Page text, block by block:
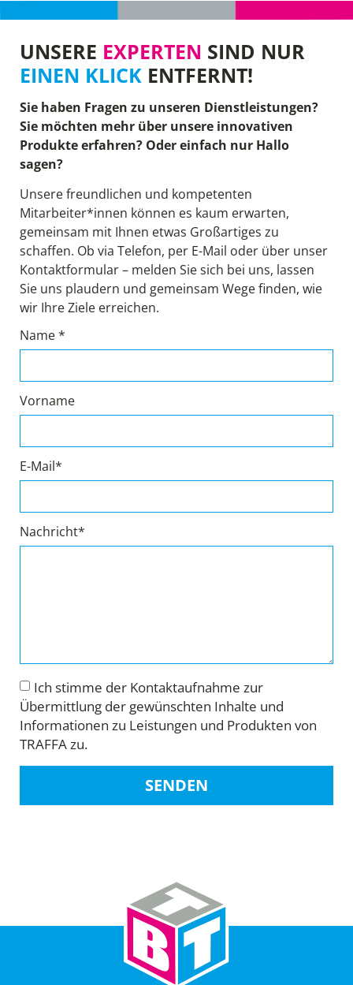
UNSERE EXPERTEN SIND NUR
EINEN KLICK ENTFERNT!
Sie haben Fragen zu unseren Dienstleistungen?
Sie möchten mehr über unsere innovativen
Produkte erfahren? Oder einfach nur Hallo
sagen?
Unsere freundlichen und kompetenten
Mitarbeiter*innen können es kaum erwarten,
gemeinsam mit Ihnen etwas Großartiges zu
schaffen. Ob via Telefon, per E-Mail oder über unser
Kontaktformular – melden Sie sich bei uns, lassen
Sie uns plaudern und gemeinsam Wege finden, wie
wir Ihre Ziele erreichen.
Name *
Vorname
E-Mail*
Nachricht*
Ich stimme der Kontaktaufnahme zur
Übermittlung der gewünschten Inhalte und
Informationen zu Leistungen und Produkten von
TRAFFA zu.
SENDEN